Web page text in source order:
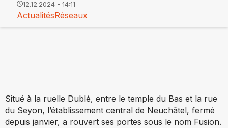
12.12.2024 - 14:11
ActualitésRéseaux
Situé à la ruelle Dublé, entre le temple du Bas et la rue
du Seyon, l’établissement central de Neuchâtel, fermé
depuis janvier, a rouvert ses portes sous le nom Fusion.